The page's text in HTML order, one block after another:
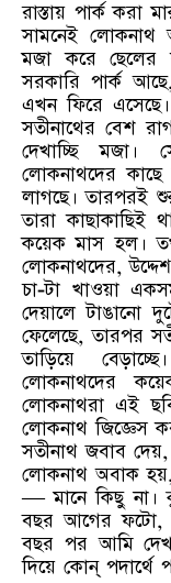
রাস্তায় পার্ক করা
সামনেই লোকনাথ
মজা করে ছেলের
সরকারি পার্ক
এখন ফিরে
সতীনাথের বেশ
দেখাচ্ছি মজা।
লোকনাথদের
লাগছে। তারপরই
তারা কাছাকাছিই
কয়েক মাস হল।
লোকনাথদের,
চা-টা খাওয়া
দেয়ালে টাঙানো
ফেলেছে, তারপর
তাড়িয়ে
লোকনাথদের
লোকনাথরা এই
লোকনাথ জিজ্ঞেস
সতীনাথ জবাব
লোকনাথ অবাক
— মানে কিছু না।
বছর আগের ফটো,
বছর পর আমি
দিয়ে কোন্ পদার্থে